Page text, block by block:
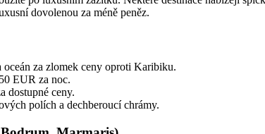
kde
dovolenou
za
málo
peněz
dovolenou za méně peněz.
za zlomek ceny oproti Karibiku.
EUR za noc.
dostupné ceny.
polích a dechberoucí chrámy.